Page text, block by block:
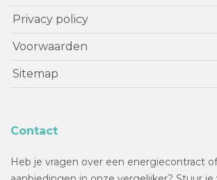
Privacy policy
Voorwaarden
Sitemap
Contact
Heb je vragen over een energiecontract